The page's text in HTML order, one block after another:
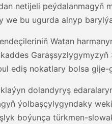
netijeli peýdalanmagyň
bu ugurda alnyp
Watan
ediş nokatlary bolsa
dolandyryş
ýolbaşçylygyndaky
boýunça türkmen-